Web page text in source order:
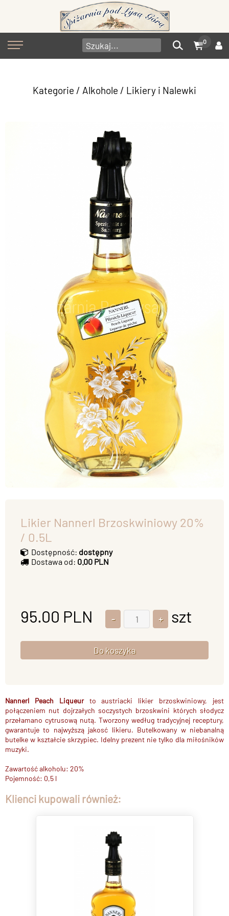
0
Kategorie / Alkohole / Likiery i Nalewki
Likier Nannerl Brzoskwiniowy 20%
/ 0.5L
Dostępność: dostępny
Dostawa od: 0.00 PLN
95.00 PLN szt
Nannerl Peach Liqueur to austriacki likier brzoskwiniowy, jest
połączeniem nut dojrzałych soczystych brzoskwini których słodycz
przełamano cytrusową nutą. Tworzony według tradycyjnej receptury,
gwarantuje to najwyższą jakosć likieru. Butelkowany w niebanalną
butelke w kształcie skrzypiec. Idelny prezent nie tylko dla miłośników
muzyki.
Zawartość alkoholu: 20%
Pojemność: 0,5 l
Klienci kupowali również: